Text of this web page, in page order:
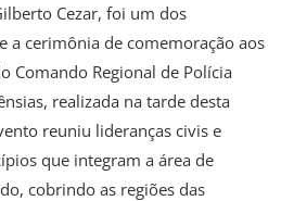
Cezar, foi um dos
a cerimônia de comemoração aos
Comando Regional de Polícia
realizada na tarde desta
reuniu lideranças civis e
que integram a área de
cobrindo as regiões das